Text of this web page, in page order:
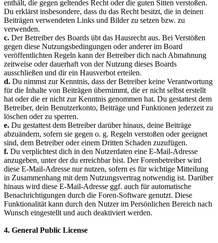
enthält, die gegen geltendes Recht oder die guten Sitten verstoßen.
Du erklärst insbesondere, dass du das Recht besitzt, die in deinen
Beiträgen verwendeten Links und Bilder zu setzen bzw. zu
verwenden.
c. Der Betreiber des Boards übt das Hausrecht aus. Bei Verstößen
gegen diese Nutzungsbedingungen oder anderer im Board
veröffentlichten Regeln kann der Betreiber dich nach Abmahnung
zeitweise oder dauerhaft von der Nutzung dieses Boards
ausschließen und dir ein Hausverbot erteilen.
d. Du nimmst zur Kenntnis, dass der Betreiber keine Verantwortung
für die Inhalte von Beiträgen übernimmt, die er nicht selbst erstellt
hat oder die er nicht zur Kenntnis genommen hat. Du gestattest dem
Betreiber, dein Benutzerkonto, Beiträge und Funktionen jederzeit zu
löschen oder zu sperren.
e. Du gestattest dem Betreiber darüber hinaus, deine Beiträge
abzuändern, sofern sie gegen o. g. Regeln verstoßen oder geeignet
sind, dem Betreiber oder einem Dritten Schaden zuzufügen.
f. Du verplichtest dich in den Nutzerdaten eine E-Mail-Adresse
anzugeben, unter der du erreichbar bist. Der Forenbetreiber wird
diese E-Mail-Adresse nur nutzen, sofern es für wichtige Mitteilung
in Zusammenhang mit dem Nutzungsvertrag notwendig ist. Darüber
hinaus wird diese E-Mail-Adresse ggf. auch für automatische
Benachrichtigungen durch die Foren-Software genutzt. Diese
Funktionalität kann durch den Nutzer im Persönlichen Bereich nach
Wunsch eingestellt und auch deaktiviert werden.
4. General Public License